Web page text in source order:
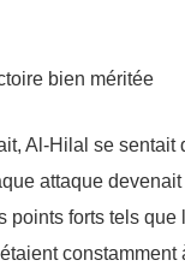
Al-Hilal se sentait
attaque devenait
points forts tels que
constamment